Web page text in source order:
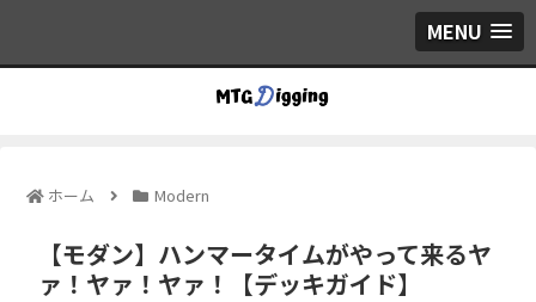
MENU
ホーム Modern
【モダン】ハンマータイムがやって来るヤ
ァ！ヤァ！ヤァ！【デッキガイド】